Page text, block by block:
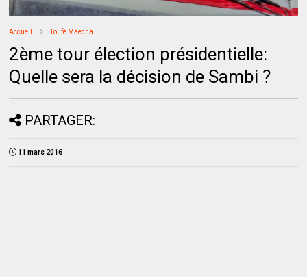
Accueil Toufé Maecha
2ème tour élection présidentielle:
Quelle sera la décision de Sambi ?
PARTAGER:
11 mars 2016